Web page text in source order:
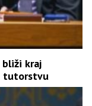
bliži kraj
tutorstvu